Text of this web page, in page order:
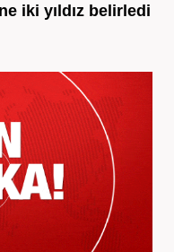
iki yıldız belirledi